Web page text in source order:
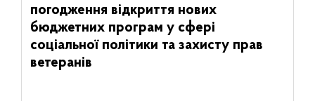
погодження відкриття нових
бюджетних програм у сфері
соціальної політики та захисту прав
ветеранів